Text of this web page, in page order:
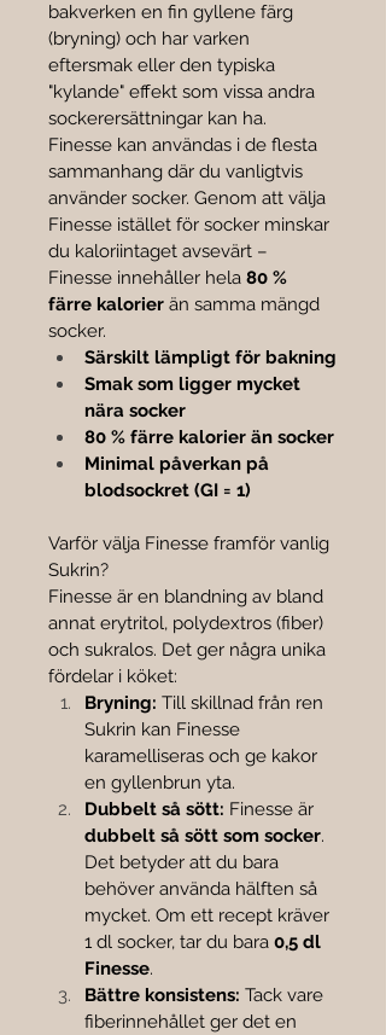
bakverken en fin gyllene färg
(bryning) och har varken
eftersmak eller den typiska
"kylande" effekt som vissa andra
sockerersättningar kan ha.
Finesse kan användas i de flesta
sammanhang där du vanligtvis
använder socker. Genom att välja
Finesse istället för socker minskar
du kaloriintaget avsevärt –
Finesse innehåller hela 80 %
färre kalorier än samma mängd
socker.
Särskilt lämpligt för bakning
Smak som ligger mycket
nära socker
80 % färre kalorier än socker
Minimal påverkan på
blodsockret (GI = 1)
Varför välja Finesse framför vanlig
Sukrin?
Finesse är en blandning av bland
annat erytritol, polydextros (fiber)
och sukralos. Det ger några unika
fördelar i köket:
Bryning: Till skillnad från ren
Sukrin kan Finesse
karamelliseras och ge kakor
en gyllenbrun yta.
Dubbelt så sött: Finesse är
dubbelt så sött som socker.
Det betyder att du bara
behöver använda hälften så
mycket. Om ett recept kräver
1 dl socker, tar du bara 0,5 dl
Finesse.
Bättre konsistens: Tack vare
fiberinnehållet ger det en